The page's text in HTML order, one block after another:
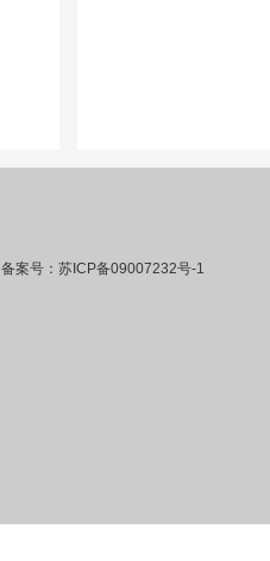
备案号：苏ICP备09007232号-1